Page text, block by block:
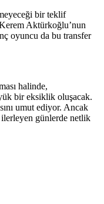
bir teklif
Aktürkoğlu’nun
oyuncu da bu transfer
halinde,
bir eksiklik oluşacak.
umut ediyor. Ancak
günlerde netlik